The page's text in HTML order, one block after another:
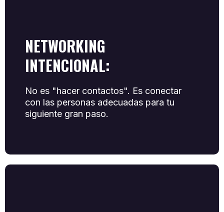
NETWORKING
INTENCIONAL:
No es "hacer contactos". Es conectar
con las personas adecuadas para tu
siguiente gran paso.